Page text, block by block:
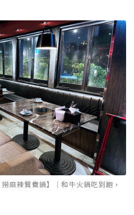
麻辣鴛鴦鍋】｜和牛火鍋吃到飽，